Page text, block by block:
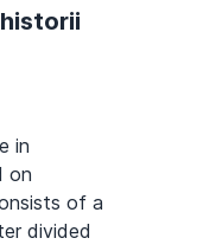
in
on
of a
divided